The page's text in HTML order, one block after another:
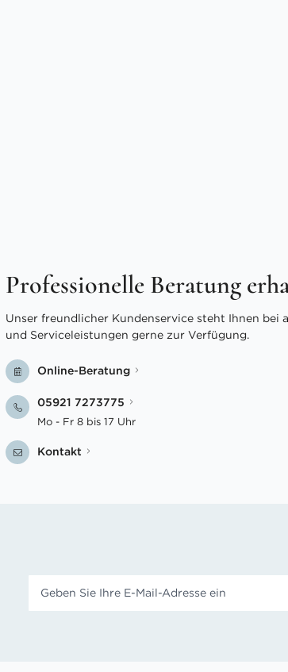
Professionelle Beratung
Unser freundlicher Kundenservice steht Ihnen bei
und Serviceleistungen gerne zur Verfügung.
Online-Beratung
05921 7273775
Mo - Fr 8 bis 17 Uhr
Kontakt